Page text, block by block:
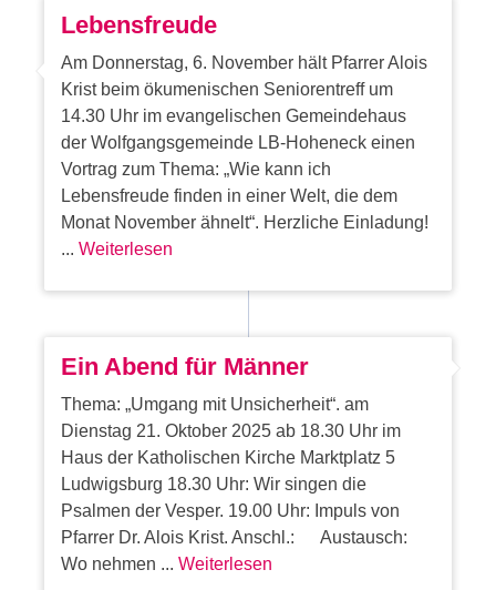
Lebensfreude
Am Donnerstag, 6. November hält Pfarrer Alois
Krist beim ökumenischen Seniorentreff um
14.30 Uhr im evangelischen Gemeindehaus
der Wolfgangsgemeinde LB-Hoheneck einen
Vortrag zum Thema: „Wie kann ich
Lebensfreude finden in einer Welt, die dem
Monat November ähnelt“. Herzliche Einladung!
...Weiterlesen
Ein Abend für Männer
Thema: „Umgang mit Unsicherheit“. am
Dienstag 21. Oktober 2025 ab 18.30 Uhr im
Haus der Katholischen Kirche Marktplatz 5
Ludwigsburg 18.30 Uhr: Wir singen die
Psalmen der Vesper. 19.00 Uhr: Impuls von
Pfarrer Dr. Alois Krist. Anschl.: Austausch:
Wo nehmen ...Weiterlesen